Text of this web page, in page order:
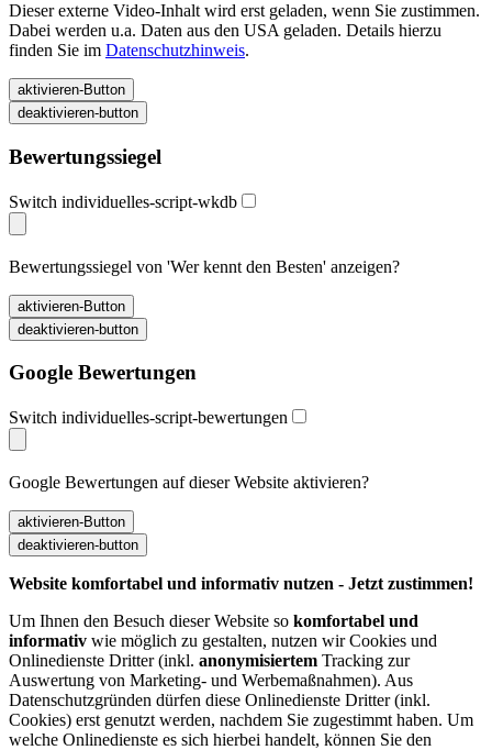
Dieser externe Video-Inhalt wird erst geladen, wenn Sie zustimmen.
Dabei werden u.a. Daten aus den USA geladen. Details hierzu
finden Sie im Datenschutzhinweis.
Bewertungssiegel
Switch individuelles-script-wkdb
Bewertungssiegel von 'Wer kennt den Besten' anzeigen?
Google Bewertungen
Switch individuelles-script-bewertungen
Google Bewertungen auf dieser Website aktivieren?
Website komfortabel und informativ nutzen - Jetzt zustimmen!
Um Ihnen den Besuch dieser Website so komfortabel und
informativ wie möglich zu gestalten, nutzen wir Cookies und
Onlinedienste Dritter (inkl. anonymisiertem Tracking zur
Auswertung von Marketing- und Werbemaßnahmen). Aus
Datenschutzgründen dürfen diese Onlinedienste Dritter (inkl.
Cookies) erst genutzt werden, nachdem Sie zugestimmt haben. Um
welche Onlinedienste es sich hierbei handelt, können Sie den